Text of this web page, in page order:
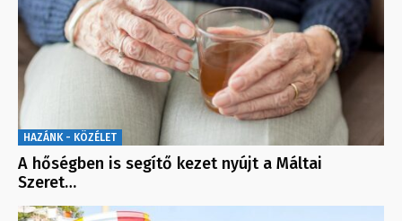
HAZÁNK - KÖZÉLET
A hőségben is segítő kezet nyújt a Máltai
Szeret…